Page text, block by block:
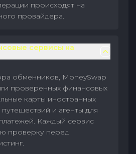
происходят на
провайдера.
сервисы на
обменников, MoneySwap
проверенных финансовых
карты иностранных
и агенты для
Каждый сервис
проверку перед